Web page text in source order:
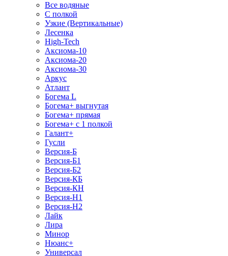
Все водяные
С полкой
Узкие (Вертикальные)
Лесенка
High-Tech
Аксиома-10
Аксиома-20
Аксиома-30
Аркус
Атлант
Богема L
Богема+ выгнутая
Богема+ прямая
Богема+ с 1 полкой
Галант+
Гусли
Версия-Б
Версия-Б1
Версия-Б2
Версия-КБ
Версия-КН
Версия-Н1
Версия-Н2
Лайк
Лира
Минор
Нюанс+
Универсал